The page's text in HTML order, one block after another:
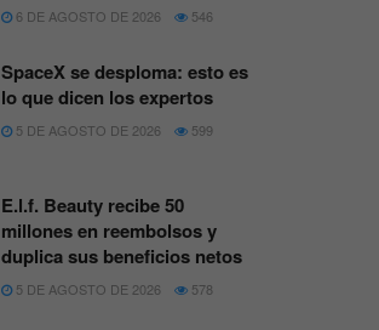
6 DE AGOSTO DE 2026 546
SpaceX se desploma: esto es
lo que dicen los expertos
5 DE AGOSTO DE 2026 599
E.l.f. Beauty recibe 50
millones en reembolsos y
duplica sus beneficios netos
5 DE AGOSTO DE 2026 578